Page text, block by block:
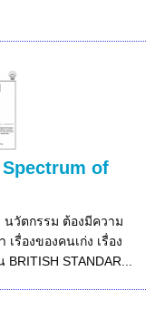
of
วัตกรรม ต้องมีความ
รื่องของคนเก่ง เรื่อง
STANDAR...